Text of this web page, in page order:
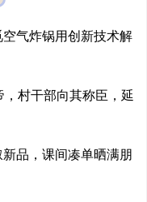
气炸锅用创新技术解
村干部向其称臣，延
品，课间凑单晒满朋